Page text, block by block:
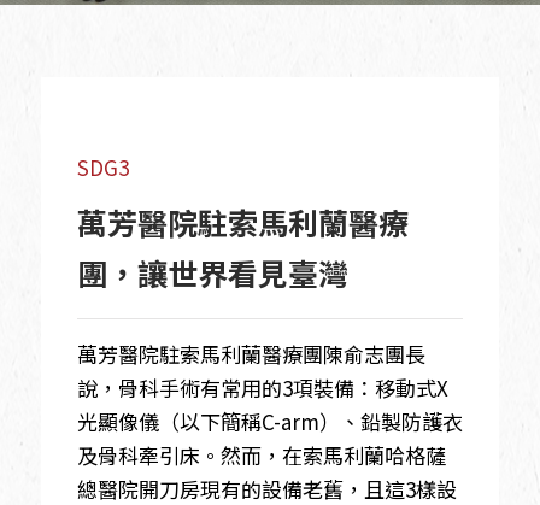
SDG3
萬芳醫院駐索馬利蘭醫療
團，讓世界看見臺灣
萬芳醫院駐索馬利蘭醫療團陳俞志團長
說，骨科手術有常用的3項裝備：移動式X
光顯像儀（以下簡稱C-arm）、鉛製防護衣
及骨科牽引床。然而，在索馬利蘭哈格薩
總醫院開刀房現有的設備老舊，且這3樣設